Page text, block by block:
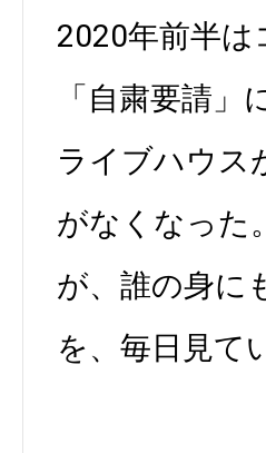
2020年前半
「自粛要請
ライブハウス
がなくなった
が、誰の身に
を、毎日見て